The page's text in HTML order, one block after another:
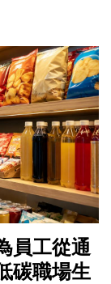
員工從通
碳職場生